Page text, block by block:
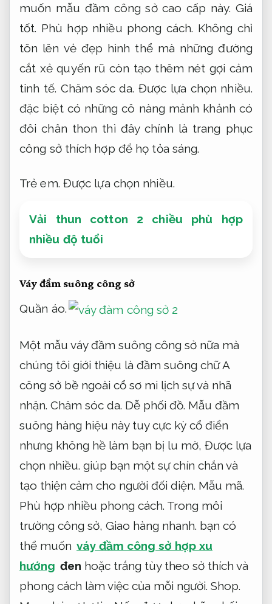
muốn mẫu đầm công sở cao cấp này. Giá
tốt. Phù hợp nhiều phong cách. Không chỉ
tôn lên vẻ đẹp hình thể mà những đường
cắt xẻ quyến rũ còn tạo thêm nét gợi cảm
tinh tế. Chăm sóc da. Được lựa chọn nhiều.
đặc biệt có những cô nàng mảnh khảnh có
đôi chân thon thì đây chính là trang phục
công sở thích hợp để họ tỏa sáng.
Trẻ em. Được lựa chọn nhiều.
Vải thun cotton 2 chiều phù hợp
nhiều độ tuổi
Váy đầm suông công sở
Quần áo.
Một mẫu váy đầm suông công sở nữa mà
chúng tôi giới thiệu là đầm suông chữ A
công sở bề ngoài cổ sơ mi lịch sự và nhã
nhặn. Chăm sóc da. Dễ phối đồ. Mẫu đầm
suông hàng hiệu này tuy cực kỳ cổ điển
nhưng không hề làm bạn bị lu mờ, Được lựa
chọn nhiều. giúp bạn một sự chín chắn và
tạo thiện cảm cho người đối diện. Mẫu mã.
Phù hợp nhiều phong cách. Trong môi
trường công sở, Giao hàng nhanh. bạn có
thể muốn váy đầm công sở hợp xu
hướng đen hoặc trắng tùy theo sở thích và
phong cách làm việc của mỗi người. Shop.